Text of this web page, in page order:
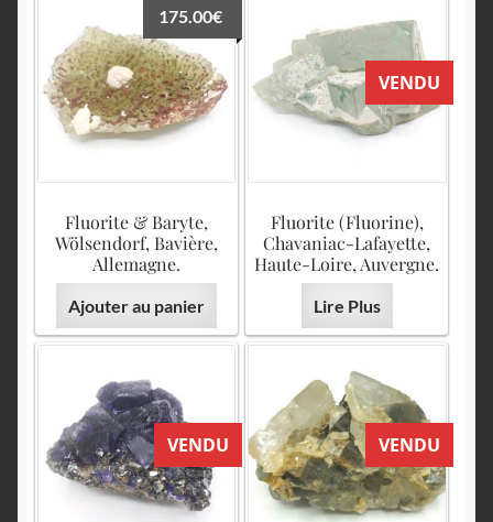
Fluorite & Baryte,
Wölsendorf, Bavière,
Allemagne.
175.00€
Ajouter au panier
VENDU
Fluorite (Fluorine),
Chavaniac-Lafayette,
Haute-Loire, Auvergne.
Lire Plus
VENDU VENDU